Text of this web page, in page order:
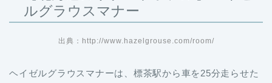
ルグラウスマナー
出典：http://www.hazelgrouse.com/room/
ヘイゼルグラウスマナーは、標茶駅から車を25分走らせた